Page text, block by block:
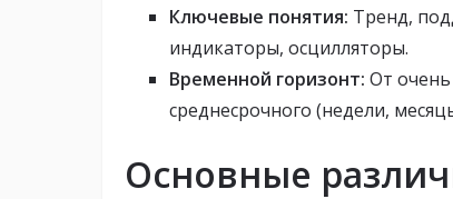
Ключевые понятия: Тренд,
индикаторы, осцилляторы.
Временной горизонт: От очень
среднесрочного (недели,
Основные